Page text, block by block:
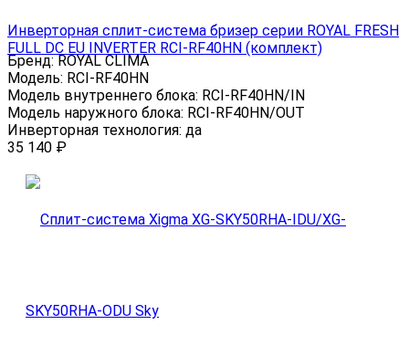
Инверторная сплит-система бризер серии ROYAL FRESH
FULL DC EU INVERTER RCI-RF40HN (комплект)
Бренд: ROYAL CLIMA
Модель: RCI-RF40HN
Модель внутреннего блока: RCI-RF40HN/IN
Модель наружного блока: RCI-RF40HN/OUT
Инверторная технология: да
35 140 ₽